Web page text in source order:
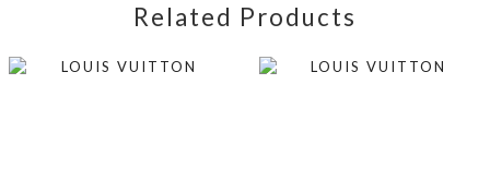
Related Products